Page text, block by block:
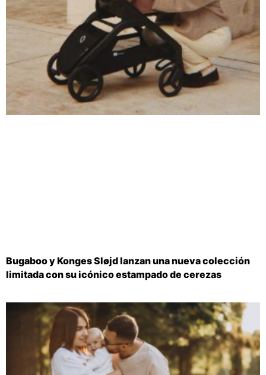
Bugaboo y Konges Sløjd lanzan una nueva colección
limitada con su icónico estampado de cerezas